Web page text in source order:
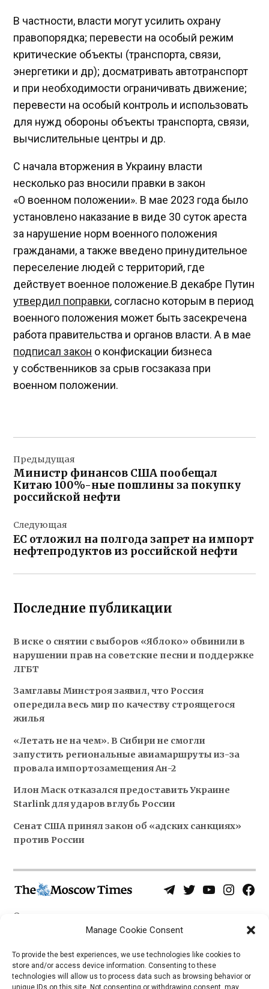
Manage Cookie Consent
To provide the best experiences, we use technologies like cookies to
store and/or access device information. Consenting to these
technologies will allow us to process data such as browsing behavior or
unique IDs on this site. Not consenting or withdrawing consent, may
В частности, власти могут усилить охрану
правопорядка; перевести на особый режим
критические объекты (транспорта, связи,
энергетики и др); досматривать автотранспорт
и при необходимости ограничивать движение;
перевести на особый контроль и использовать
для нужд обороны объекты транспорта, связи,
вычислительные центры и др.
C начала вторжения в Украину власти
несколько раз вносили правки в закон
«О военном положении». В мае 2023 года было
установлено наказание в виде 30 суток ареста
за нарушение норм военного положения
гражданами, а также введено принудительное
переселение людей с территорий, где
действует военное положение.В декабре Путин
утвердил поправки, согласно которым в период
военного положения может быть засекречена
работа правительства и органов власти. А в мае
подписал закон о конфискации бизнеса
у собственников за срыв госзаказа при
военном положении.
по
записям
Предыдущая
Министр финансов США пообещал
Китаю 100%-ные пошлины за покупку
российской нефти
Следующая
ЕС отложил на полгода запрет на импорт
нефтепродуктов из российской нефти
Последние публикации
В иске о снятии с выборов «Яблоко» обвинили в
нарушении прав на советские песни и поддержке
ЛГБТ
Замглавы Минстроя заявил, что Россия
опередила весь мир по качеству строящегося
жилья
«Летать не на чем». В Сибири не смогли
запустить региональные авиамаршруты из-за
провала импортозамещения Ан-2
Илон Маск отказался предоставить Украине
Starlink для ударов вглубь России
Сенат США принял закон об «адских санкциях»
против России
Telegram
TwitterYouTubeInstagram
О нас
Политика конфиденциальности
iOS